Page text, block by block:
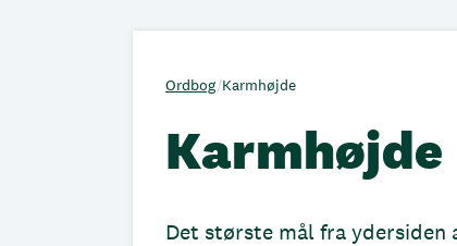
Ordbog/Karmhøjde
Karmhøjde
Det største mål fra ydersiden